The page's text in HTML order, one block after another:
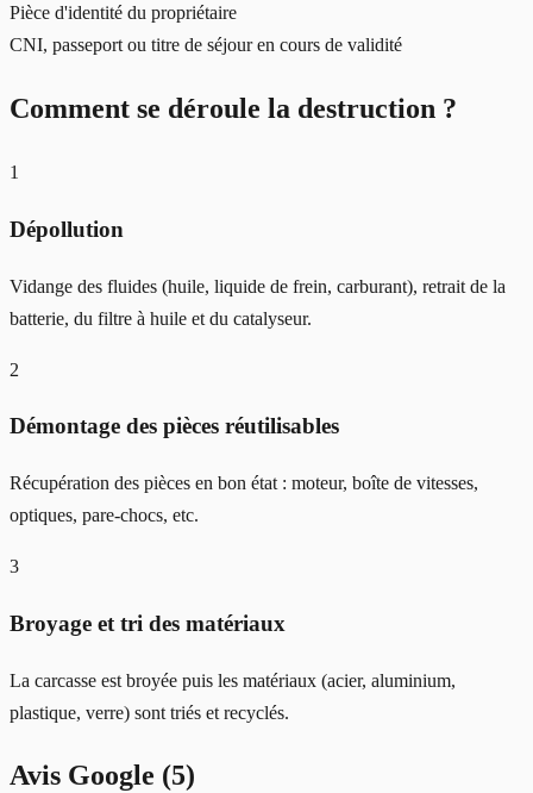
Pièce d'identité du propriétaire
CNI, passeport ou titre de séjour en cours de validité
Comment se déroule la destruction ?
1
Dépollution
Vidange des fluides (huile, liquide de frein, carburant), retrait de la
batterie, du filtre à huile et du catalyseur.
2
Démontage des pièces réutilisables
Récupération des pièces en bon état : moteur, boîte de vitesses,
optiques, pare-chocs, etc.
3
Broyage et tri des matériaux
La carcasse est broyée puis les matériaux (acier, aluminium,
plastique, verre) sont triés et recyclés.
Avis Google (5)